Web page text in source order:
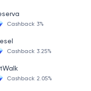
Cashback 3%
Cashback 3.25%
Cashback 2.05%